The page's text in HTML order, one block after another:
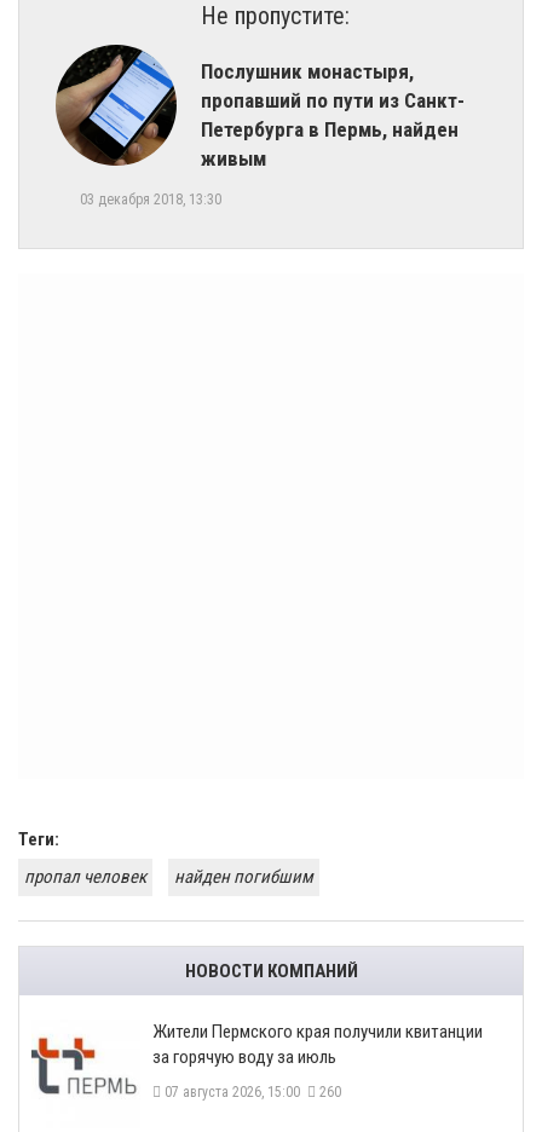
Не пропустите:
​Послушник монастыря,
пропавший по пути из Санкт-
Петербурга в Пермь, найден
живым
03 декабря 2018, 13:30
Теги:
пропал человек
найден погибшим
НОВОСТИ КОМПАНИЙ
​Жители Пермского края получили квитанции
за горячую воду за июль
07 августа 2026, 15:00 260